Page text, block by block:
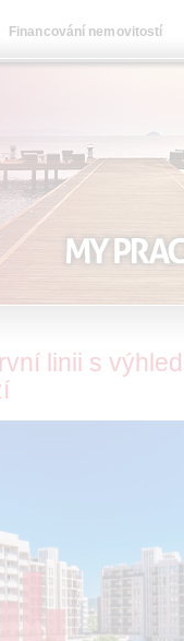
Financování nemovitostí
linii s